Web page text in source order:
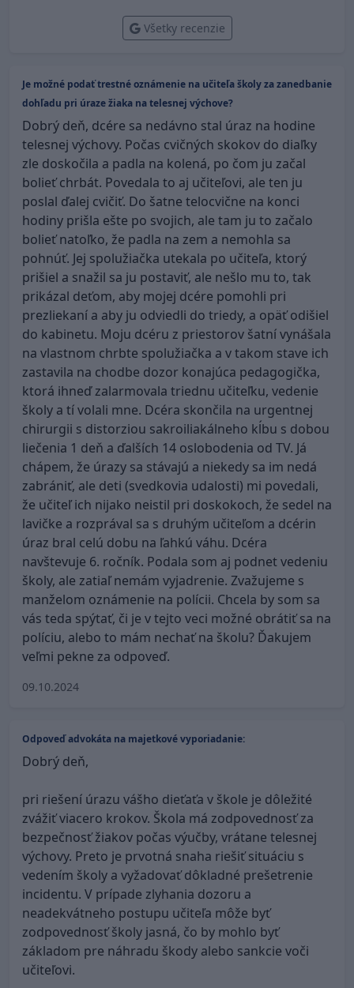
Všetky recenzie
Je možné podať trestné oznámenie na učiteľa školy za zanedbanie
dohľadu pri úraze žiaka na telesnej výchove?
Dobrý deň, dcére sa nedávno stal úraz na hodine
telesnej výchovy. Počas cvičných skokov do diaľky
zle doskočila a padla na kolená, po čom ju začal
bolieť chrbát. Povedala to aj učiteľovi, ale ten ju
poslal ďalej cvičiť. Do šatne telocvične na konci
hodiny prišla ešte po svojich, ale tam ju to začalo
bolieť natoľko, že padla na zem a nemohla sa
pohnúť. Jej spolužiačka utekala po učiteľa, ktorý
prišiel a snažil sa ju postaviť, ale nešlo mu to, tak
prikázal deťom, aby mojej dcére pomohli pri
prezliekaní a aby ju odviedli do triedy, a opäť odišiel
do kabinetu. Moju dcéru z priestorov šatní vynášala
na vlastnom chrbte spolužiačka a v takom stave ich
zastavila na chodbe dozor konajúca pedagogička,
ktorá ihneď zalarmovala triednu učiteľku, vedenie
školy a tí volali mne. Dcéra skončila na urgentnej
chirurgii s distorziou sakroiliakálneho kĺbu s dobou
liečenia 1 deň a ďalších 14 oslobodenia od TV. Já
chápem, že úrazy sa stávajú a niekedy sa im nedá
zabrániť, ale deti (svedkovia udalosti) mi povedali,
že učiteľ ich nijako neistil pri doskokoch, že sedel na
lavičke a rozprával sa s druhým učiteľom a dcérin
úraz bral celú dobu na ľahkú váhu. Dcéra
navštevuje 6. ročník. Podala som aj podnet vedeniu
školy, ale zatiaľ nemám vyjadrenie. Zvažujeme s
manželom oznámenie na polícii. Chcela by som sa
vás teda spýtať, či je v tejto veci možné obrátiť sa na
políciu, alebo to mám nechať na školu? Ďakujem
veľmi pekne za odpoveď.
09.10.2024
Odpoveď advokáta na majetkové vyporiadanie:
Dobrý deň,
pri riešení úrazu vášho dieťaťa v škole je dôležité
zvážiť viacero krokov. Škola má zodpovednosť za
bezpečnosť žiakov počas výučby, vrátane telesnej
výchovy. Preto je prvotná snaha riešiť situáciu s
vedením školy a vyžadovať dôkladné prešetrenie
incidentu. V prípade zlyhania dozoru a
neadekvátneho postupu učiteľa môže byť
zodpovednosť školy jasná, čo by mohlo byť
základom pre náhradu škody alebo sankcie voči
učiteľovi.